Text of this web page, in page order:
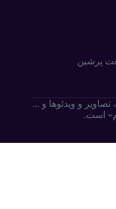
پرشین
و ویدئوها و ...
است.